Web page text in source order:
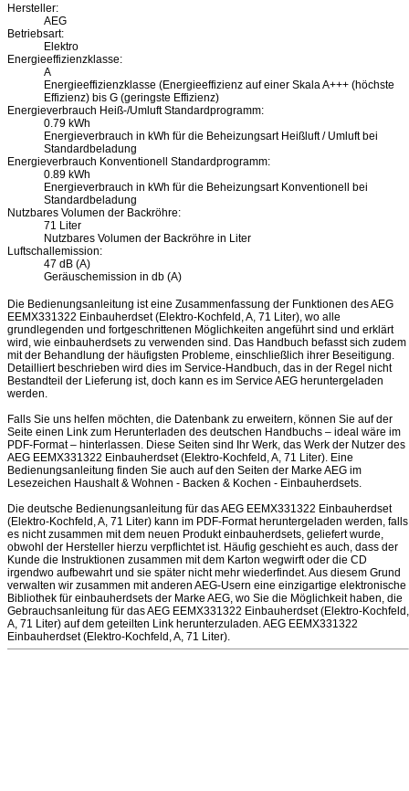
Hersteller:
AEG
Betriebsart:
Elektro
Energieeffizienzklasse:
A
Energieeffizienzklasse (Energieeffizienz auf einer Skala A+++ (höchste
Effizienz) bis G (geringste Effizienz)
Energieverbrauch Heiß-/Umluft Standardprogramm:
0.79 kWh
Energieverbrauch in kWh für die Beheizungsart Heißluft / Umluft bei
Standardbeladung
Energieverbrauch Konventionell Standardprogramm:
0.89 kWh
Energieverbrauch in kWh für die Beheizungsart Konventionell bei
Standardbeladung
Nutzbares Volumen der Backröhre:
71 Liter
Nutzbares Volumen der Backröhre in Liter
Luftschallemission:
47 dB (A)
Geräuschemission in db (A)
Die Bedienungsanleitung ist eine Zusammenfassung der Funktionen des AEG
EEMX331322 Einbauherdset (Elektro-Kochfeld, A, 71 Liter), wo alle
grundlegenden und fortgeschrittenen Möglichkeiten angeführt sind und erklärt
wird, wie einbauherdsets zu verwenden sind. Das Handbuch befasst sich zudem
mit der Behandlung der häufigsten Probleme, einschließlich ihrer Beseitigung.
Detailliert beschrieben wird dies im Service-Handbuch, das in der Regel nicht
Bestandteil der Lieferung ist, doch kann es im Service AEG heruntergeladen
werden.
Falls Sie uns helfen möchten, die Datenbank zu erweitern, können Sie auf der
Seite einen Link zum Herunterladen des deutschen Handbuchs – ideal wäre im
PDF-Format – hinterlassen. Diese Seiten sind Ihr Werk, das Werk der Nutzer des
AEG EEMX331322 Einbauherdset (Elektro-Kochfeld, A, 71 Liter). Eine
Bedienungsanleitung finden Sie auch auf den Seiten der Marke AEG im
Lesezeichen Haushalt & Wohnen - Backen & Kochen - Einbauherdsets.
Die deutsche Bedienungsanleitung für das AEG EEMX331322 Einbauherdset
(Elektro-Kochfeld, A, 71 Liter) kann im PDF-Format heruntergeladen werden, falls
es nicht zusammen mit dem neuen Produkt einbauherdsets, geliefert wurde,
obwohl der Hersteller hierzu verpflichtet ist. Häufig geschieht es auch, dass der
Kunde die Instruktionen zusammen mit dem Karton wegwirft oder die CD
irgendwo aufbewahrt und sie später nicht mehr wiederfindet. Aus diesem Grund
verwalten wir zusammen mit anderen AEG-Usern eine einzigartige elektronische
Bibliothek für einbauherdsets der Marke AEG, wo Sie die Möglichkeit haben, die
Gebrauchsanleitung für das AEG EEMX331322 Einbauherdset (Elektro-Kochfeld,
A, 71 Liter) auf dem geteilten Link herunterzuladen. AEG EEMX331322
Einbauherdset (Elektro-Kochfeld, A, 71 Liter).